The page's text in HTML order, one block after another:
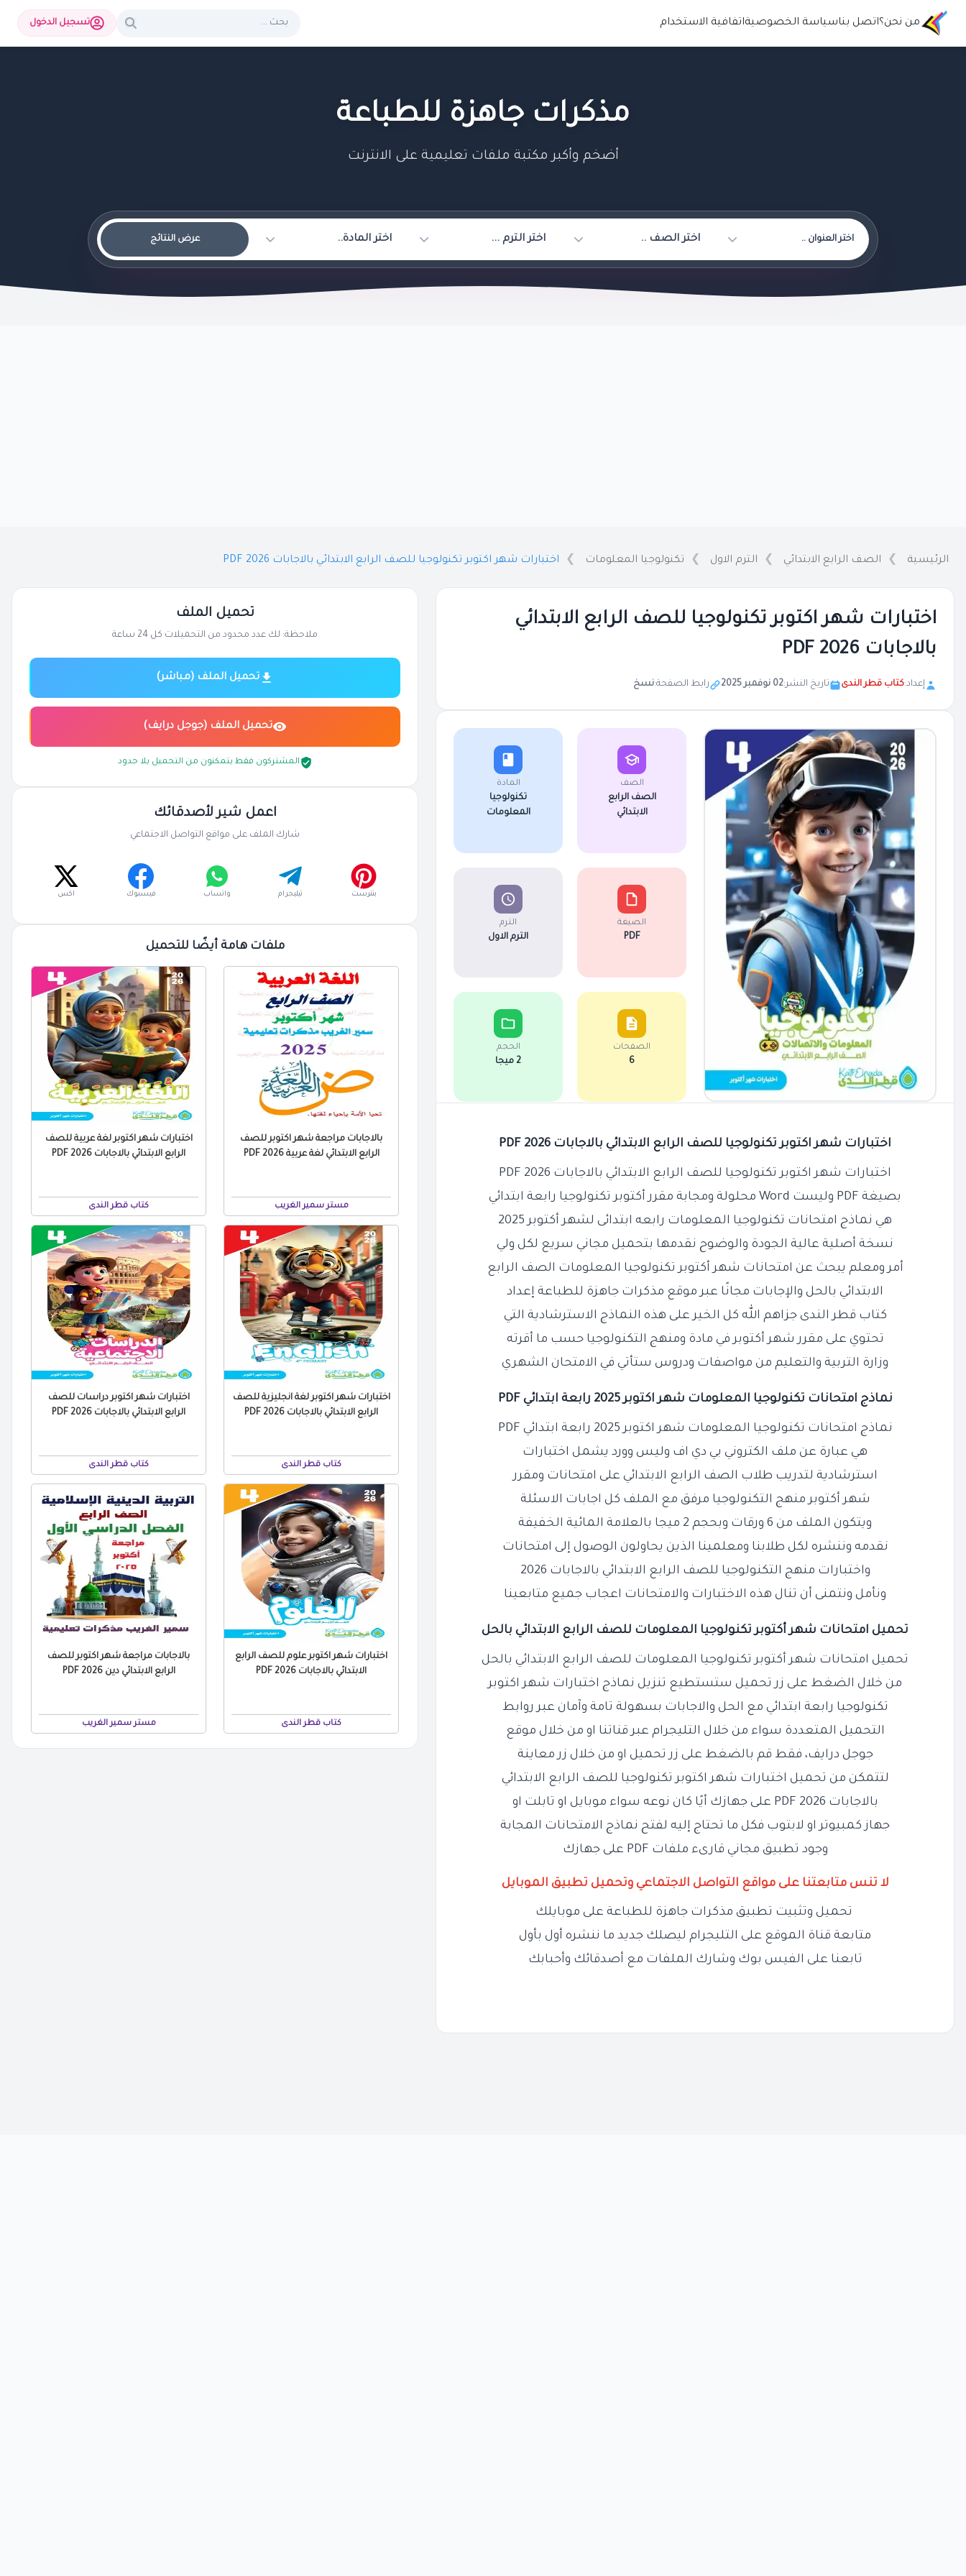
من نحن؟اتصل بناسياسة الخصوصيةاتفافية الاستخدام تسجيل الدخول
مذكرات جاهزة للطباعة
أضخم وأكبر مكتبة ملفات تعليمية على الانترنت
عرض النتائج
الرئيسية الصف الرابع الابتدائي الترم الاول تكنولوجيا المعلومات اختبارات شهر اكتوبر تكنولوجيا للصف الرابع الابتدائي بالاجابات 2026 PDF
اختبارات شهر اكتوبر تكنولوجيا للصف الرابع الابتدائي
بالاجابات 2026 PDF
إعداد:كتاب قطر الندى تاريخ النشر:02 نوفمبر 2025 رابط الصفحة:نسخ
الصف
الصف الرابع
الابتدائي
المادة
تكنولوجيا
المعلومات
الصيغة
PDF
الترم
الترم الاول
الصفحات
6
الحجم
2 ميجا
اختبارات شهر اكتوبر تكنولوجيا للصف الرابع الابتدائي بالاجابات 2026 PDF
اختبارات شهر اكتوبر تكنولوجيا للصف الرابع الابتدائي بالاجابات 2026 PDF
بصيغة PDF وليست Word محلولة ومجابة مقرر أكتوبر تكنولوجيا رابعة ابتدائي
هي نماذج امتحانات تكنولوجيا المعلومات رابعه ابتدائى لشهر أكتوبر 2025
نسخة أصلية عالية الجودة والوضوح نقدمها بتحميل مجاني سريع لكل ولي
أمر ومعلم يبحث عن امتحانات شهر أكتوبر تكنولوجيا المعلومات الصف الرابع
الابتدائي بالحل والإجابات مجانًا عبر موقع مذكرات جاهزة للطباعة إعداد
كتاب قطر الندى جزاهم الله كل الخير على هذه النماذج الاسترشادية التي
تحتوي على مقرر شهر أكتوبر في مادة ومنهج التكنولوجيا حسب ما أقرته
وزارة التربية والتعليم من مواصفات ودروس ستأتي في الامتحان الشهري
نماذج امتحانات تكنولوجيا المعلومات شهر اكتوبر 2025 رابعة ابتدائي PDF
نماذج امتحانات تكنولوجيا المعلومات شهر اكتوبر 2025 رابعة ابتدائي PDF
هي عبارة عن ملف الكتروني بي دي اف وليس وورد يشمل اختبارات
استرشادية لتدريب طلاب الصف الرابع الابتدائي على امتحانات ومقرر
شهر أكتوبر منهج التكنولوجيا مرفق مع الملف كل اجابات الاسئلة
ويتكون الملف من 6 ورقات وبحجم 2 ميجا بالعلامة المائية الخفيفة
نقدمه وننشره لكل طلابنا ومعلمينا الذين يحاولون الوصول إلى امتحانات
واختبارات منهج التكنولوجيا للصف الرابع الابتدائي بالاجابات 2026
ونأمل ونتمنى أن تنال هذه الاختبارات والامتحانات اعجاب جميع متابعينا
تحميل امتحانات شهر أكتوبر تكنولوجيا المعلومات للصف الرابع الابتدائي بالحل
تحميل امتحانات شهر أكتوبر تكنولوجيا المعلومات للصف الرابع الابتدائي بالحل
من خلال الضغط على زر تحميل ستستطيع تنزيل نماذج اختبارات شهر اكتوبر
تكنولوجيا رابعة ابتدائي مع الحل والاجابات بسهولة تامة وآمان عبر روابط
التحميل المتعددة سواء من خلال التليجرام عبر قناتنا او من خلال موقع
جوجل درايف، فقط قم بالضغط على زر تحميل او من خلال زر معاينة
لتتمكن من تحميل اختبارات شهر اكتوبر تكنولوجيا للصف الرابع الابتدائي
بالاجابات 2026 PDF على جهازك أيًا كان نوعه سواء موبايل او تابلت او
جهاز كمبيوتر او لابتوب فكل ما تحتاج إليه لفتح نماذج الامتحانات المجابة
وجود تطبيق مجاني قارىء ملفات PDF على جهازك
لا تنس متابعتنا على مواقع التواصل الاجتماعي وتحميل تطبيق الموبايل
تحميل وتثبيت تطبيق مذكرات جاهزة للطباعة على موبايلك
متابعة قناة الموقع على التليجرام ليصلك جديد ما ننشره أول بأول
تابعنا على الفيس بوك وشارك الملفات مع أصدقائك وأحبابك
تحميل الملف
ملاحظة: لك عدد محدود من التحميلات كل 24 ساعة
تحميل الملف (مباشر)
تحميل الملف (جوجل درايف)
المشتركون فقط يتمكنون من التحميل بلا حدود
اعمل شير لأصدقائك
شارك الملف على مواقع التواصل الاجتماعي
بنترست تيليجرام واتساب فيسبوك اكس
ملفات هامة أيضًا للتحميل
بالاجابات مراجعة شهر اكتوبر للصف
الرابع الابتدائي لغة عربية 2026 PDF
مستر سمير الغريب
اختبارات شهر اكتوبر لغة عربية للصف
الرابع الابتدائي بالاجابات 2026 PDF
كتاب قطر الندى
اختبارات شهر اكتوبر لغة انجليزية للصف
الرابع الابتدائي بالاجابات 2026 PDF
كتاب قطر الندى
اختبارات شهر اكتوبر دراسات للصف
الرابع الابتدائي بالاجابات 2026 PDF
كتاب قطر الندى
اختبارات شهر اكتوبر علوم للصف الرابع
الابتدائي بالاجابات 2026 PDF
كتاب قطر الندى
بالاجابات مراجعة شهر اكتوبر للصف
الرابع الابتدائي دين 2026 PDF
مستر سمير الغريب